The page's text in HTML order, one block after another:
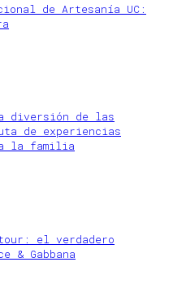
de Artesanía UC:
diversión de las
de experiencias
la familia
el verdadero
& Gabbana